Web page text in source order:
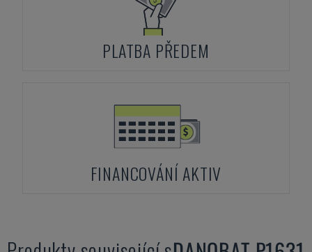
PLATBA PŘEDEM
FINANCOVÁNÍ AKTIV